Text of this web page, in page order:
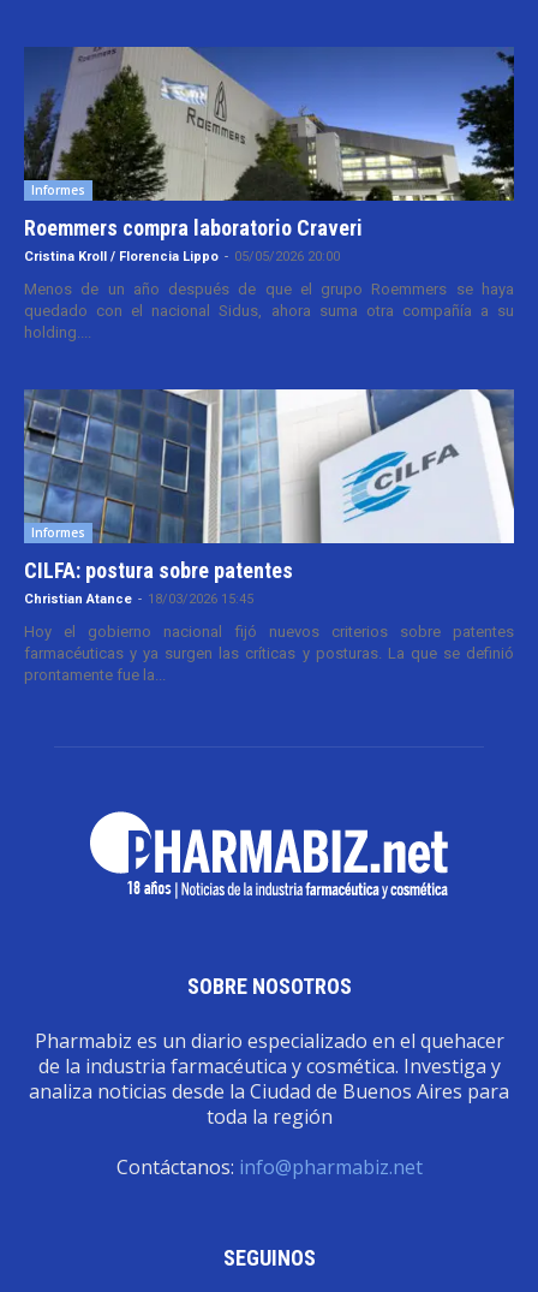
Informes
Roemmers compra laboratorio Craveri
Cristina Kroll / Florencia Lippo - 05/05/2026 20:00
Menos de un año después de que el grupo Roemmers se haya
quedado con el nacional Sidus, ahora suma otra compañía a su
holding....
Informes
CILFA: postura sobre patentes
Christian Atance - 18/03/2026 15:45
Hoy el gobierno nacional fijó nuevos criterios sobre patentes
farmacéuticas y ya surgen las críticas y posturas. La que se definió
prontamente fue la...
SOBRE NOSOTROS
Pharmabiz es un diario especializado en el quehacer
de la industria farmacéutica y cosmética. Investiga y
analiza noticias desde la Ciudad de Buenos Aires para
toda la región
Contáctanos: info@pharmabiz.net
SEGUINOS